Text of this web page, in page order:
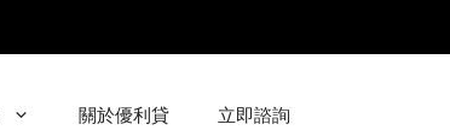
關於優利貸 立即諮詢